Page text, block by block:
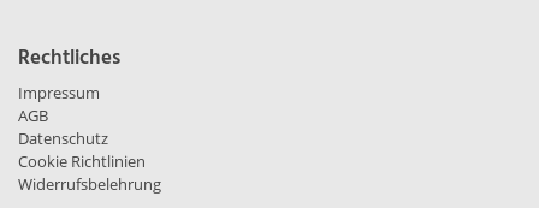
Rechtliches
Impressum
AGB
Datenschutz
Cookie Richtlinien
Widerrufsbelehrung